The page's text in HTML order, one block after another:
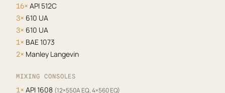
16× API 512C
3× 610 UA
3× 610 UA
1× BAE 1073
2× Manley Langevin
MIXING CONSOLES
1× API 1608 (12×550A EQ, 4×560 EQ)